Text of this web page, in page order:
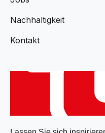
Nachhaltigkeit
Kontakt